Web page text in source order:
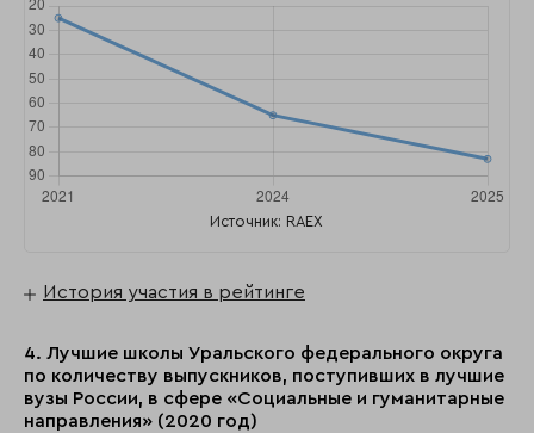
Источник: RAEX
История участия в рейтинге
4. Лучшие школы Уральского федерального округа
по количеству выпускников, поступивших в лучшие
вузы России, в сфере «Социальные и гуманитарные
направления» (2020 год)